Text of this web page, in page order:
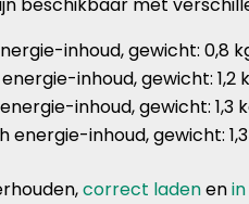
zijn beschikbaar met
inhoud, gewicht: 0,8
inhoud, gewicht: 1,2
inhoud, gewicht: 1,3
energie-inhoud, gewicht:
correct ladenen